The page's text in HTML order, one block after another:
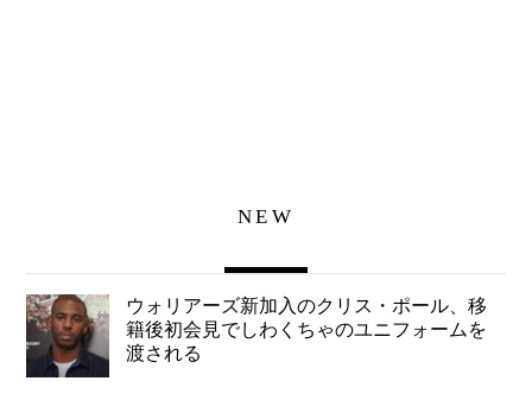
NEW
ウォリアーズ新加入のクリス・ポール、移
籍後初会見でしわくちゃのユニフォームを
渡される